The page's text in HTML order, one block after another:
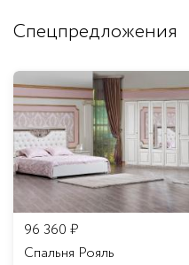
Спецпредложения
96 360 ₽
Спальня Рояль